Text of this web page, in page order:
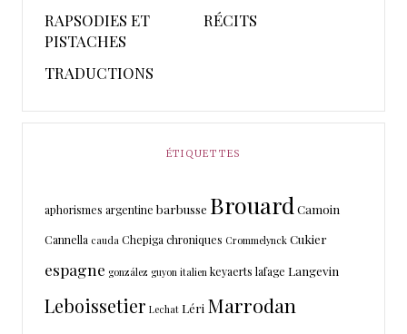
RAPSODIES ET
PISTACHES
RÉCITS
TRADUCTIONS
ÉTIQUETTES
aphorismes argentine barbusse Brouard Camoin
Cannella cauda Chepiga chroniques Crommelynck Cukier
espagne gonzález guyon italien keyaerts lafage Langevin
Leboissetier Lechat Léri Marrodan